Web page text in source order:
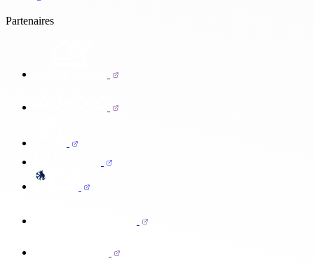
Partenaires